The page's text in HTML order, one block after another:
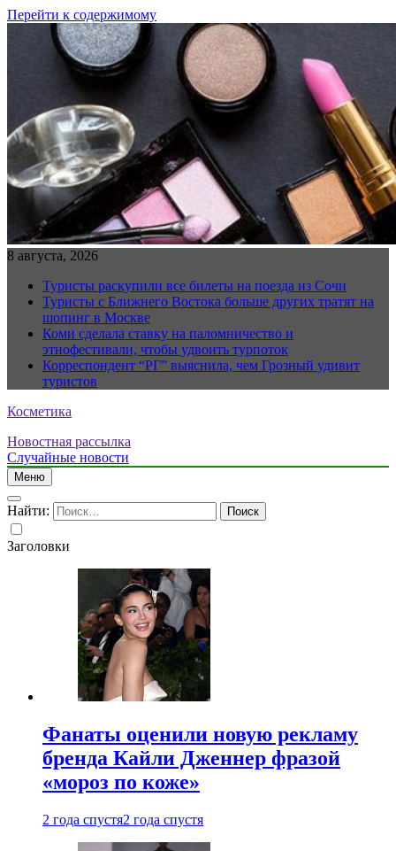
Перейти к содержимому
8 августа, 2026
Туристы раскупили все билеты на поезда из Сочи
Туристы с Ближнего Востока больше других тратят на
шопинг в Москве
Коми сделала ставку на паломничество и
этнофестивали, чтобы удвоить турпоток
Корреспондент “РГ” выяснила, чем Грозный удивит
туристов
Косметика
Новостная рассылка
Случайные новости
Меню
Найти:
Заголовки
Фанаты оценили новую рекламу
бренда Кайли Дженнер фразой
«мороз по коже»
2 года спустя2 года спустя